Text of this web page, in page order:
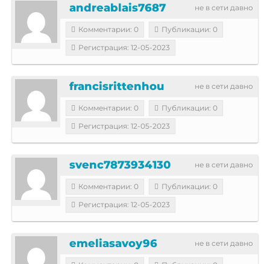
не в сети давно
andreablais7687
Комментарии: 0
Публикации: 0
Регистрация: 12-05-2023
не в сети давно
francisrittenhou
Комментарии: 0
Публикации: 0
Регистрация: 12-05-2023
не в сети давно
svenc7873934130
Комментарии: 0
Публикации: 0
Регистрация: 12-05-2023
не в сети давно
emeliasavoy96